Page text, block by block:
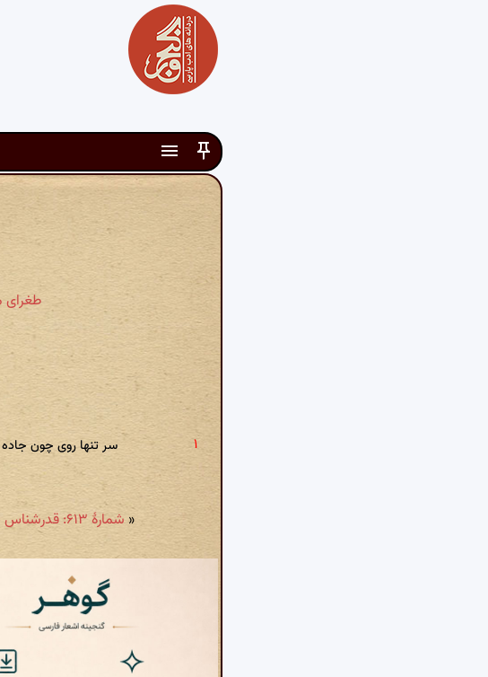
سر تنها روی چون جاده
« شمارهٔ ۶۱۳: قدرشناس شاخ گل، قامت یار من ببین